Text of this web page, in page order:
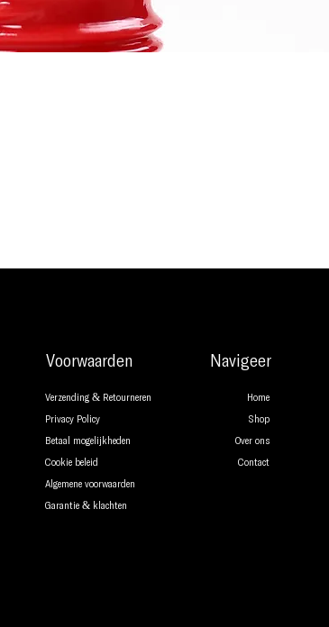
Voorwaarden
Verzending & Retourneren
Privacy Policy
Betaal mogelijkheden
Cookie beleid
Algemene voorwaarden
Garantie & klachten
Navigeer
Home
Shop
Over ons
Contact